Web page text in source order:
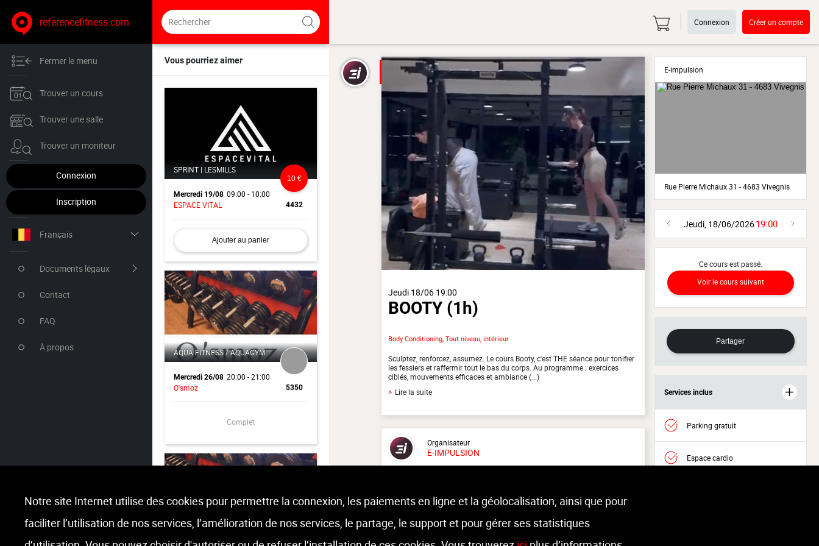
referencefitness.com
Fermer le menu
Trouver un cours
Trouver une salle
Trouver un moniteur
Connexion
Inscription
Français
Documents légaux
Contact
FAQ
À propos
Vous pourriez aimer
SPRINT | LESMILLS
Mercredi 19/08 09:00 - 10:00
ESPACE VITAL
4432
10 €
Ajouter au panier
AQUA FITNESS / AQUAGYM
Mercredi 26/08 20:00 - 21:00
O'smoz
5350
Complet
CAF | CUISSES ABDOS
11 €
Connexion Créer un compte
Jeudi 18/06 19:00
BOOTY(1h)
Body Conditioning, Tout niveau, intérieur
Sculptez, renforcez, assumez. Le cours Booty, c'est THE séance pour tonifier
les fessiers et raffermir tout le bas du corps. Au programme : exercices
ciblés, mouvements efficaces et ambiance (...)
> Lire la suite
Organisateur
E-IMPULSION
Antoine Daltin
Lieu :
E-impulsion
Rue Pierre Michaux 31 - 4683 Vivegnis
E-impulsion
Rue Pierre Michaux 31 - 4683 Vivegnis
Jeudi, 18/06/202619:00
Ce cours est passé.
Voir le cours suivant
Partager
Services inclus
Parking gratuit
Espace cardio
Notre site Internet utilise des cookies pour permettre la connexion, les paiements en ligne et la géolocalisation, ainsi que pour
faciliter l’utilisation de nos services, l’amélioration de nos services, le partage, le support et pour gérer ses statistiques